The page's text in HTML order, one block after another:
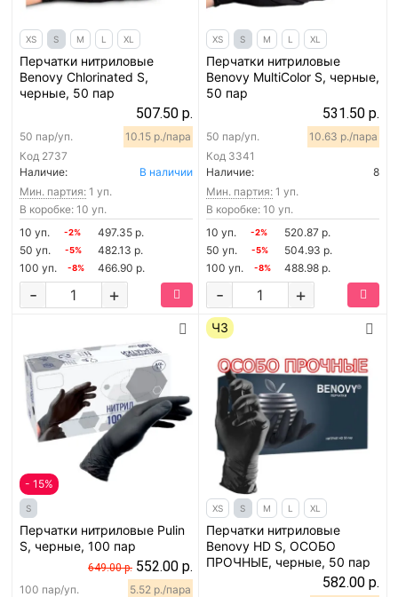
XS S M L XL
Перчатки нитриловые
Benovy Chlorinated S,
черные, 50 пар
507.50 р.
Код 2737
50 пар/уп. 10.15 р./пара
Наличие:
В наличии
Мин. партия: 1 уп.
В коробке: 10 уп.
10 уп.
-2%
497.35 р.
50 уп.
-5%
482.13 р.
100 уп.
-8% 466.90 р.
+
-
XS S M L XL
Перчатки нитриловые
Benovy MultiColor S, черные,
50 пар
531.50 р.
Код 3341
50 пар/уп. 10.63 р./пара
Наличие:
8
Мин. партия: 1 уп.
В коробке: 10 уп.
10 уп.
-2%
520.87 р.
50 уп.
-5%
504.93 р.
100 уп.
-8% 488.98 р.
+
-
- 15%
S
Перчатки нитриловые Pulin
S, черные, 100 пар
649.00 р. 552.00 р.
100 пар/уп. 5.52 р./пара
ЧЗ
XS S M L XL
Перчатки нитриловые
Benovy HD S, ОСОБО
ПРОЧНЫЕ, черные, 50 пар
582.00 р.